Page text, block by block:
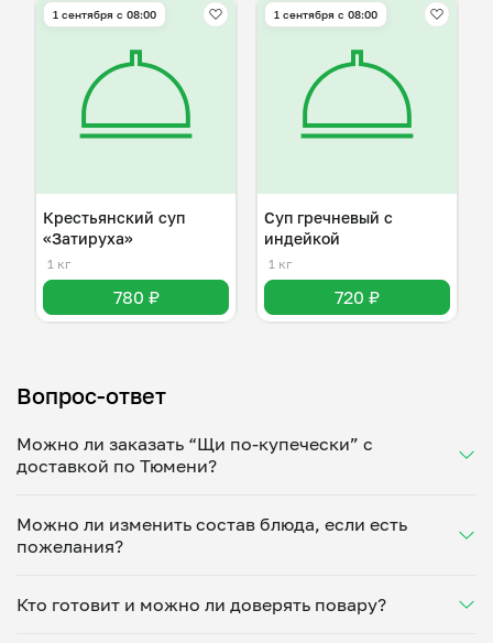
1 сентября с 08:00
Крестьянский суп
«Затируха»
1 кг
780 ₽
1 сентября с 08:00
Суп гречневый с
индейкой
1 кг
720 ₽
Вопрос-ответ
Можно ли заказать “Щи по-купечески” с
доставкой по Тюмени?
Укажите удобное время — и получите свежее
домашнее блюдо в большой порции прямо с плиты.
минут. Статус заказа отслеживайте в личном
кабинете, а с поваром можно связаться напрямую в
Можно ли изменить состав блюда, если есть
пожелания?
ваши предпочтения: уберет специи, снизит
Кто готовит и можно ли доверять повару?